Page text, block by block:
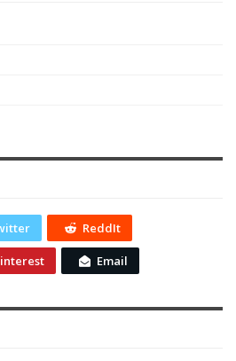
ReddIt
Email